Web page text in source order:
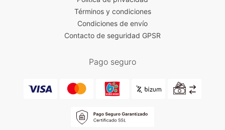
Términos y condiciones
Condiciones de envío
Contacto de seguridad GPSR
Pago seguro